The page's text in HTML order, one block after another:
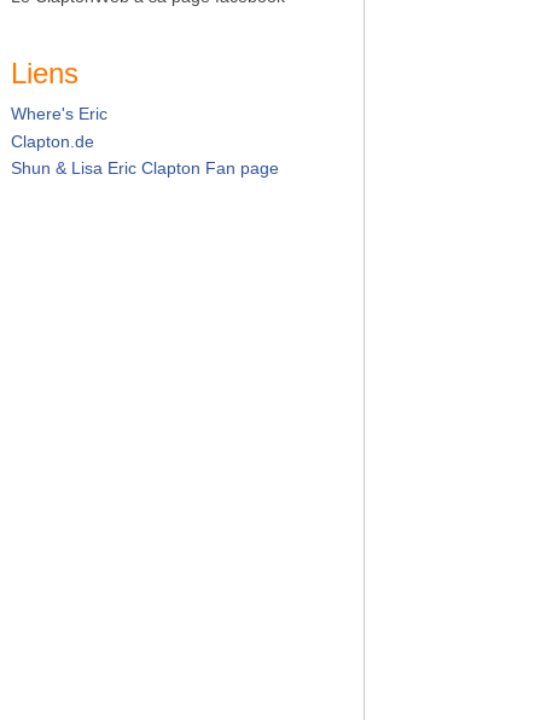
Liens
Where's Eric
Clapton.de
Shun & Lisa Eric Clapton Fan page